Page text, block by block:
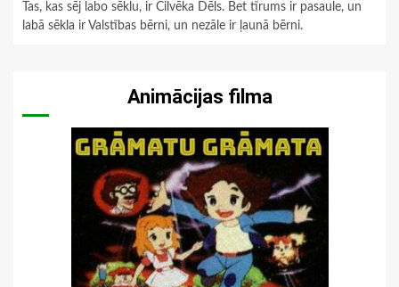
Tas, kas sēj labo sēklu, ir Cilvēka Dēls. Bet tīrums ir pasaule, un
labā sēkla ir Valstības bērni, un nezāle ir ļaunā bērni.
Animācijas filma